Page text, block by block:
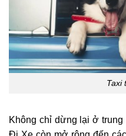
Taxi
Không chỉ dừng lại ở